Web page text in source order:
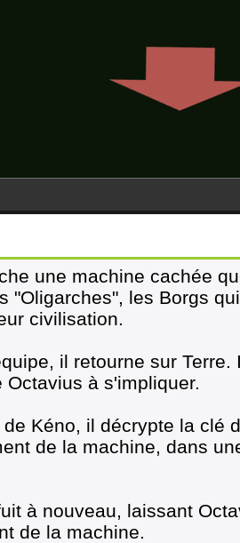
une machine cachée
"Oligarches", les Borgs
civilisation.
il retourne sur
Octavius à s'impliquer.
Kéno, il décrypte la clé
de la machine, dans
à nouveau, laissant
de la machine.